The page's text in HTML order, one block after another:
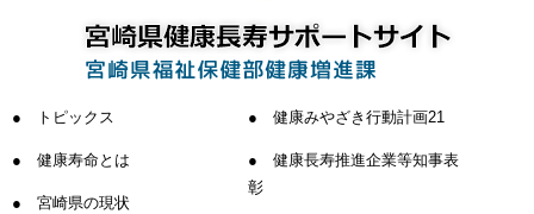
トピックス
健康寿命とは
宮崎県の現状
健康みやざき行動計画21
健康長寿推進企業等知事表
彰